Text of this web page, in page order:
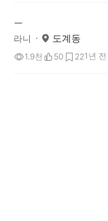
ㅡ
라니 도계동
1.9천 50 221년 전